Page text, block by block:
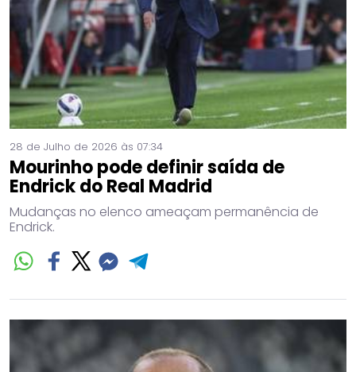
28 de Julho de 2026 às 07:34
Mourinho pode definir saída de
Endrick do Real Madrid
Mudanças no elenco ameaçam permanência de
Endrick.